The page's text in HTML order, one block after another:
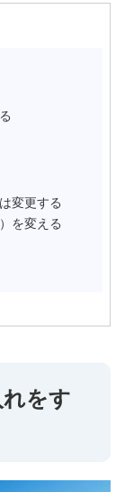
変更する
を変える
をす